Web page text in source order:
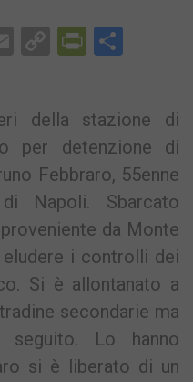
EmailCopy
della stazione di
per detenzione di
Febbraro, 55enne
Napoli. Sbarcato
da Monte
i controlli dei
Si è allontanato a
secondarie ma
Lo hanno
si è liberato di un